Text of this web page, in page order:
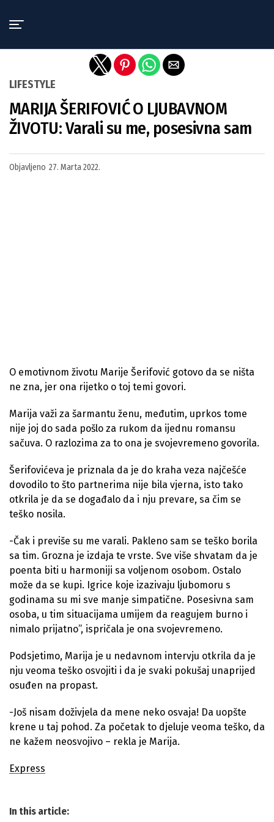
LIFESTYLE
MARIJA ŠERIFOVIĆ O LJUBAVNOM
ŽIVOTU: Varali su me, posesivna sam
Objavljeno 27. Marta 2022.
O emotivnom životu Marije Šerifović gotovo da se ništa
ne zna, jer ona rijetko o toj temi govori.
Marija važi za šarmantu ženu, međutim, uprkos tome
nije joj do sada pošlo za rukom da ijednu romansu
sačuva. O razlozima za to ona je svojevremeno govorila.
Šerifovićeva je priznala da je do kraha veza najčešće
dovodilo to što partnerima nije bila vjerna, isto tako
otkrila je da se događalo da i nju prevare, sa čim se
teško nosila.
-Čak i previše su me varali. Pakleno sam se teško borila
sa tim. Grozna je izdaja te vrste. Sve više shvatam da je
poenta biti u harmoniji sa voljenom osobom. Ostalo
može da se kupi. Igrice koje izazivaju ljubomoru s
godinama su mi sve manje simpatične. Posesivna sam
osoba, u tim situacijama umijem da reagujem burno i
nimalo prijatno”, ispričala je ona svojevremeno.
Podsjetimo, Marija je u nedavnom intervju otkrila da je
nju veoma teško osvojiti i da je svaki pokušaj unaprijed
osuđen na propast.
-Još nisam doživjela da mene neko osvaja! Da uopšte
krene u taj pohod. Za početak to djeluje veoma teško, da
ne kažem neosvojivo – rekla je Marija.
Express
In this article: